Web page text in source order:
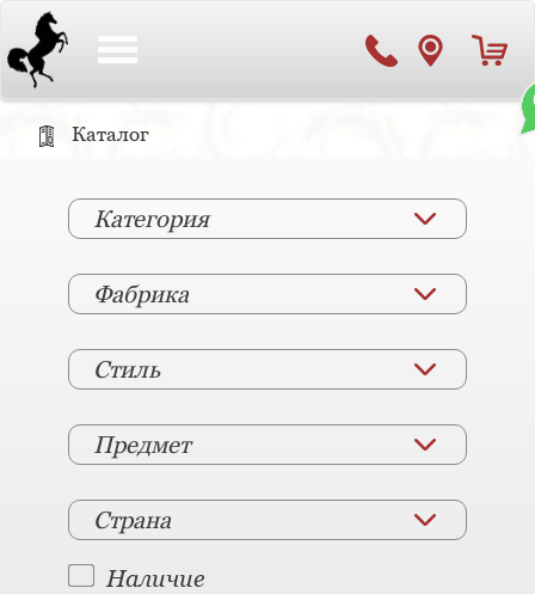
Каталог
Категория
Фабрика
Стиль
Предмет
Страна
Наличие